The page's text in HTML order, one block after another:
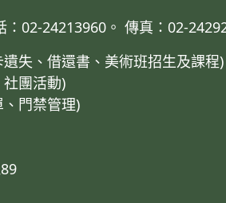
02-24213960。 傳真：02-
失、借還書、美術班招生及課程)
團活動)
門禁管理)